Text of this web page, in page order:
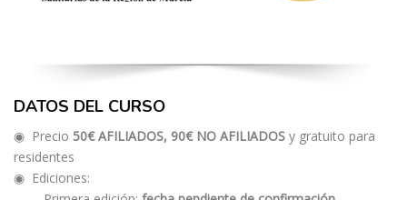
DATOS DEL CURSO
◉ Precio 50€ AFILIADOS, 90€ NO AFILIADOS y gratuito para
residentes
◉ Ediciones: